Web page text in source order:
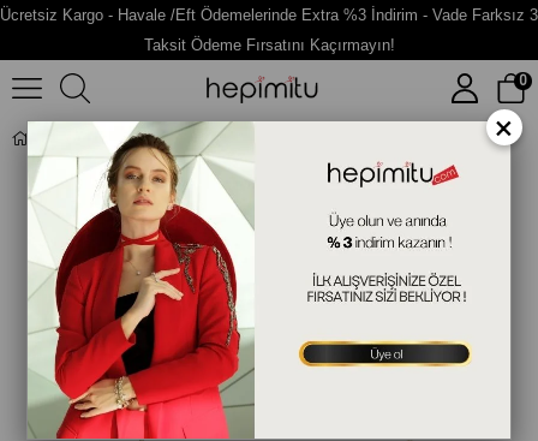
Ücretsiz Kargo - Havale /Eft Ödemelerinde Extra %3 İndirim - Vade Farksız 3
Taksit Ödeme Fırsatını Kaçırmayın!
0
Kiss Yazılı Gümüş Taşlı Kolye ×